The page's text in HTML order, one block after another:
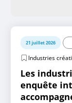
21 juillet 2026
Industries
Les
enquête